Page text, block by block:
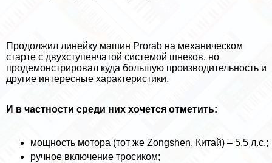
Продолжил линейку машин Prorab на механическом
старте с двухступенчатой системой шнеков, но
продемонстрировал куда большую производительность и
другие интересные хаpaктеристики.
И в частности среди них хочется отметить:
мощность мотора (тот же Zongshen, Китай) – 5,5 л.с.;
ручное включение тросиком;